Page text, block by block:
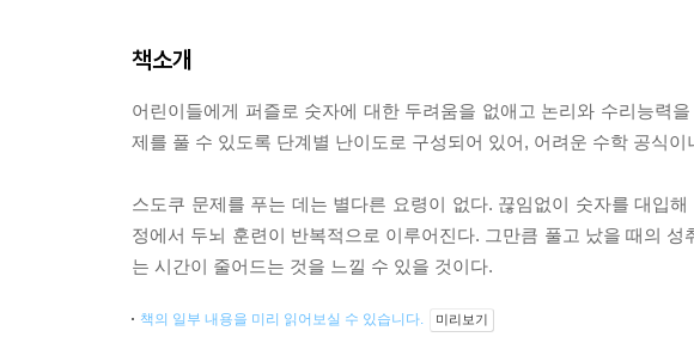
책소개
어린이들에게 퍼즐로 숫자에 대한 두려움을 없애고 논리와 수리능력
제를 풀 수 있도록 단계별 난이도로 구성되어 있어, 어려운 수학 공식
스도쿠 문제를 푸는 데는 별다른 요령이 없다. 끊임없이 숫자를 대입
정에서 두뇌 훈련이 반복적으로 이루어진다. 그만큼 풀고 났을 때의
는 시간이 줄어드는 것을 느낄 수 있을 것이다.
책의 일부 내용을 미리 읽어보실 수 있습니다. 미리보기